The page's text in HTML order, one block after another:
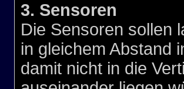
3. Sensoren
Die Sensoren sollen
in gleichem Abstand
damit nicht in die